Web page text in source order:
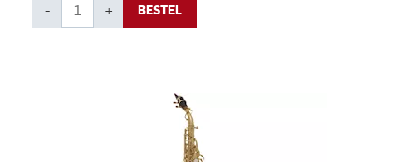
- + BESTEL